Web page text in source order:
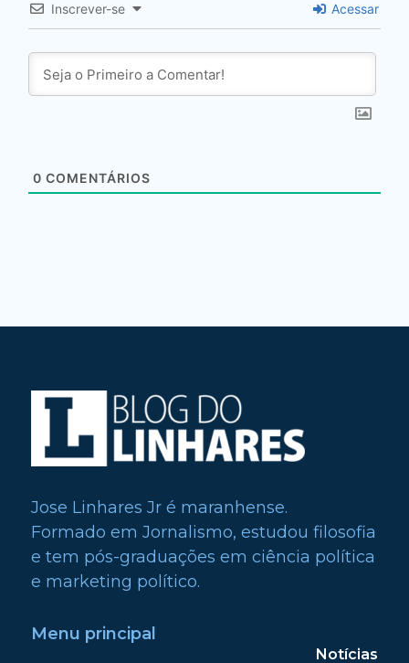
Inscrever-se Acessar
0 COMENTÁRIOS
Jose Linhares Jr é maranhense.
Formado em Jornalismo, estudou filosofia
e tem pós-graduações em ciência política
e marketing político.
Menu principal
Notícias